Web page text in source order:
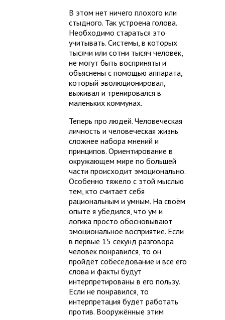
В этом нет ничего плохого или
стыдного. Так устроена голова.
Необходимо стараться это
учитывать. Системы, в которых
тысячи или сотни тысяч человек,
не могут быть восприняты и
объяснены с помощью аппарата,
который эволюционировал,
выживал и тренировался в
маленьких коммунах.
Теперь про людей. Человеческая
личность и человеческая жизнь
сложнее набора мнений и
принципов. Ориентирование в
окружающем мире по большей
части происходит эмоционально.
Особенно тяжело с этой мыслью
тем, кто считает себя
рациональным и умным. На своём
опыте я убедился, что ум и
логика просто обосновывают
эмоциональное восприятие. Если
в первые 15 секунд разговора
человек понравился, то он
пройдёт собеседование и все его
слова и факты будут
интерпретированы в его пользу.
Если не понравился, то
интерпретация будет работать
против. Вооружённые этим